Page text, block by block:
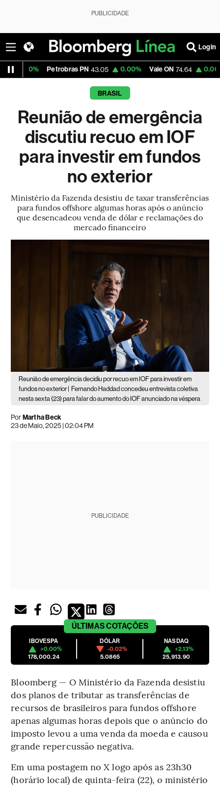
PUBLICIDADE
Login
Petrobras PN 43.05 0.00% Vale ON 74.64 0.00% Itaú PN
BRASIL
Reunião de emergência
discutiu recuo em IOF
para investir em fundos
no exterior
Ministério da Fazenda desistiu de taxar transferências
para fundos offshore algumas horas após o anúncio
que desencadeou venda de dólar e reclamações do
mercado financeiro
Reunião de emergência decidiu por recuo em IOF para investir em
fundos no exterior |
Fernando Haddad concedeu entrevista coletiva
nesta sexta (23) para falar do aumento do IOF anunciado na véspera
PorMartha Beck
23 de Maio, 2025 | 02:04 PM
PUBLICIDADE
ÚLTIMASCOTAÇÕES
IBOVESPA
+0.00%
178,000.24
DÓLAR
-0.02%
5.0865
NASDAQ
+2.13%
25,913.90
Bloomberg — O Ministério da Fazenda desistiu
dos planos de tributar as transferências de
recursos de brasileiros para fundos offshore
apenas algumas horas depois que o anúncio do
imposto levou a uma venda da moeda e causou
grande repercussão negativa.
Em uma postagem no X logo após as 23h30
(horário local) de quinta-feira (22), o ministério